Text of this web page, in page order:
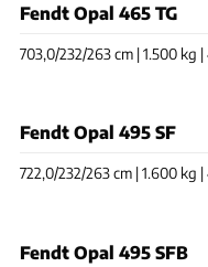
Fendt Opal 465 TG
703,0/232/263 cm | 1.500 kg
Fendt Opal 495 SF
722,0/232/263 cm | 1.600 kg
Fendt Opal 495 SFB